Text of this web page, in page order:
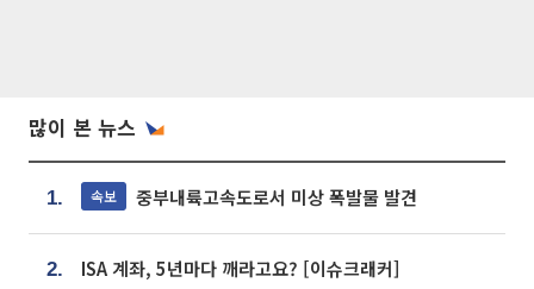
많이 본 뉴스
1. 속보 중부내륙고속도로서 미상 폭발물 발견
2. ISA 계좌, 5년마다 깨라고요? [이슈크래커]